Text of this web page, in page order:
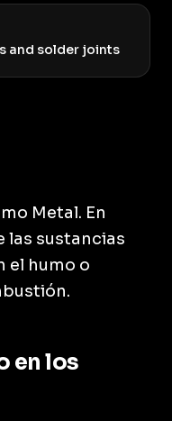
and solder joints
Metal. En
las sustancias
el humo o
en los